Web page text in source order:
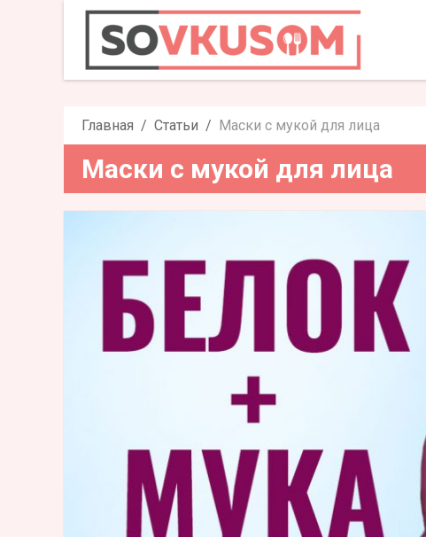
Маски с
Главная Статьи Маски с мукой для лица
Маски с мукой для лица